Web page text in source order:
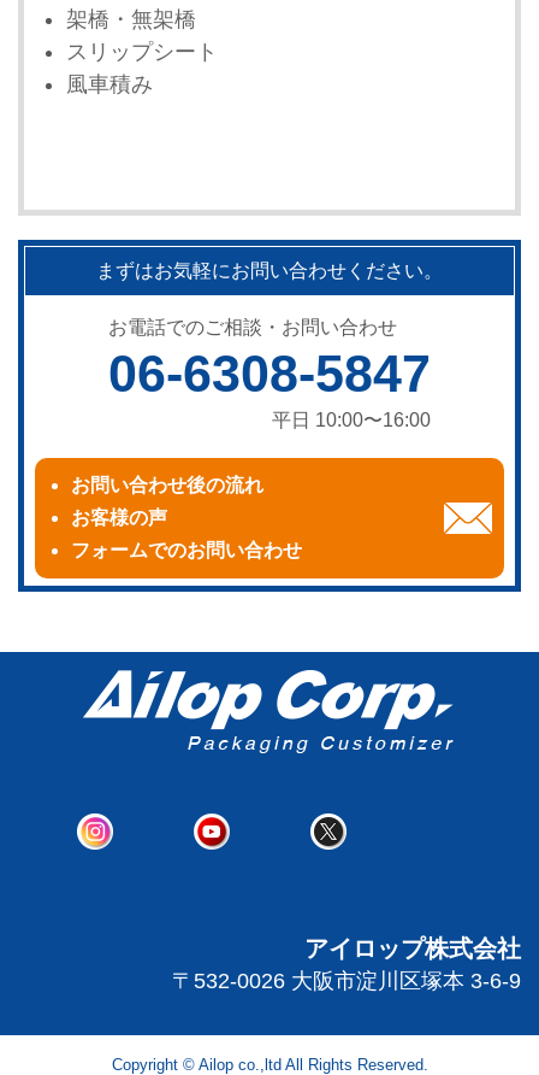
架橋・無架橋
スリップシート
風車積み
まずはお気軽にお問い合わせください。
お電話でのご相談・お問い合わせ
06-6308-5847
平日 10:00〜16:00
お問い合わせ後の流れ
お客様の声
フォームでのお問い合わせ
アイロップ株式会社
〒532-0026 大阪市淀川区塚本 3-6-9
Copyright © Ailop co.,ltd All Rights Reserved.